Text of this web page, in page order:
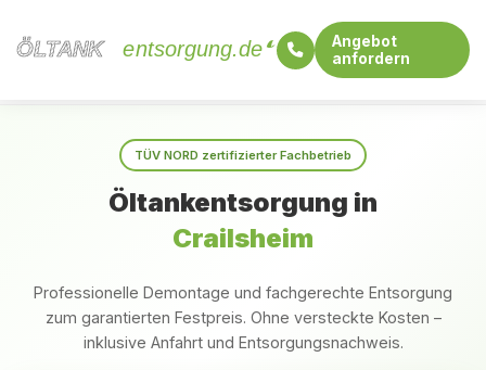
ÖLTANK
ÖLTANK entsorgung.de
Angebot
anfordern
TÜV NORD zertifizierter Fachbetrieb
Öltankentsorgung in
Crailsheim
Professionelle Demontage und fachgerechte Entsorgung
zum garantierten Festpreis. Ohne versteckte Kosten –
inklusive Anfahrt und Entsorgungsnachweis.